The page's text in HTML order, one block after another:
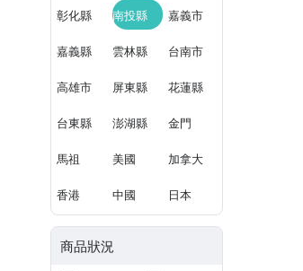
彰化縣 南投縣 嘉義市
嘉義縣 雲林縣 台南市
高雄市 屏東縣 花蓮縣
台東縣 澎湖縣 金門
馬祖 美國 加拿大
香港 中國 日本
商品狀況